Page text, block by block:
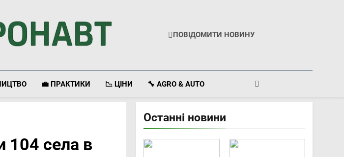
ПОВІДОМИТИ НОВИНУ
💼 ПРАКТИКИ 📉 ЦІНИ 🔧 AGRO & AUTO
104 села в
Останні новини